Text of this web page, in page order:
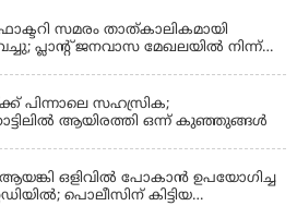
സമരം താത്കാലികമായി
പ്ലാൻ്റ് ജനവാസ മേഖലയിൽ നിന്ന്
പിന്നാലെ സഹസ്രിക;
ആയിരത്തി ഒന്ന് കുഞ്ഞുങ്ങള്‍
ഒളിവിൽ പോകാൻ ഉപയോഗിച്ച
പൊലീസിന് കിട്ടിയ